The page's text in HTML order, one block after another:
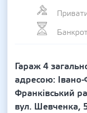
Гараж 4
адресою: Івано-
Франківський
вул. Шевченка,